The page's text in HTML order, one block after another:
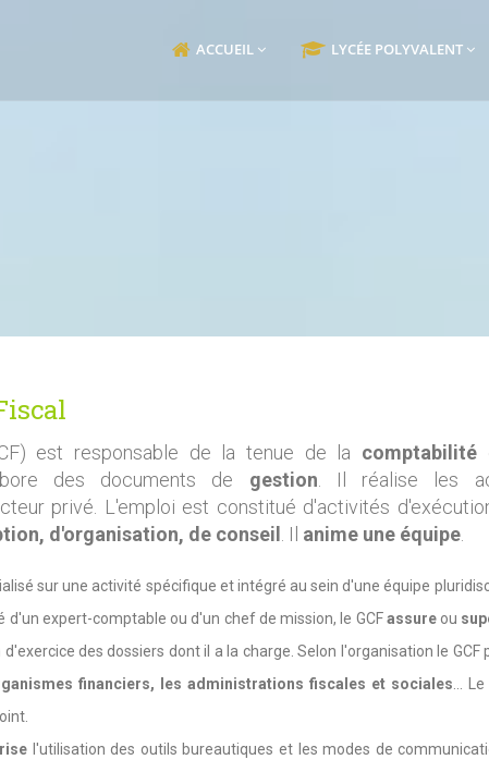
ACCUEIL LYCÉE POLYVALENT
est responsable de la tenue de la comptabilité
des documents de gestion . Il réalise les
privé. L'emploi est constitué d'activités
d'organisation, de conseil . Il anime une équipe
sur une activité spécifique et intégré au sein d'une équipe
expert-comptable ou d'un chef de mission, le GCFassureou
des dossiers dont il a la charge. Selon l'organisation le GCF
financiers, les administrations fiscales et sociales ...
l'utilisation des outils bureautiques et les modes de